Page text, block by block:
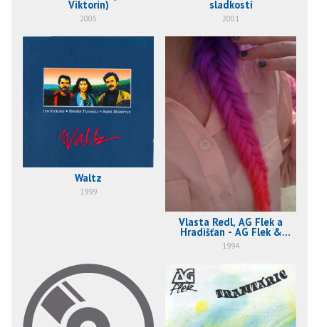
Viktorin)
2005
sladkostí
2001
Waltz
1999
Vlasta Redl, AG Flek a
Hradišťan - AG Flek &
Hradišťan
1994